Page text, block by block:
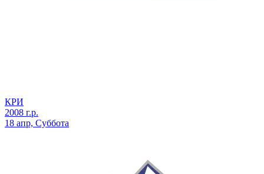
КРИ
2008 г.р.
18 апр, Суббота